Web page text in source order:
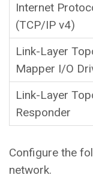
Internet
(TCP/IP v4)
Link-Layer
Mapper I/O
Link-Layer
Responder
Configure the
network.